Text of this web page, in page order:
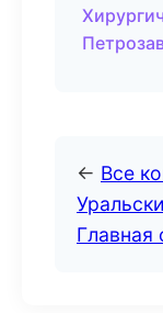
← Все
Главная